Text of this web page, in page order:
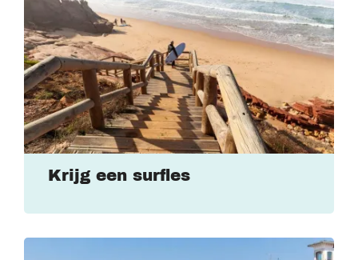
Krijg een surfles